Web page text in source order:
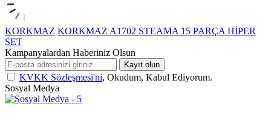
KORKMAZ KORKMAZ A1702 STEAMA 15 PARÇA HİPER
SET
Kampanyalardan Haberiniz Olsun
Kayıt olun
KVKK Sözleşmesi'ni, Okudum, Kabul Ediyorum.
Sosyal Medya